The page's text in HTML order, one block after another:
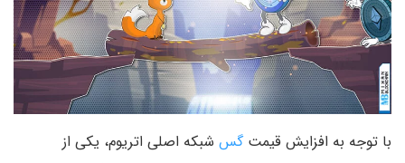
با توجه به افزایش قیمتگس شبکه اصلی اتریوم، یکی از